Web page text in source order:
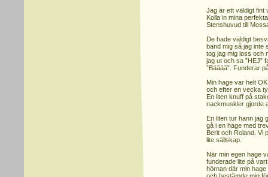
Jag är ett väldigt fint
Kolla in mina
Stenshuvud till
De hade väldigt
band mig så jag inte
tog jag mig loss och
jag ut och sa ”HEJ”
”Bääää”. Funderar
Min hage var helt
och efter en vecka
En liten knuff på
nackmuskler gjorde
En liten tur hann jag
gå i en hage med
Berit och Roland. Vi
lite sällskap.
När min egen hage
funderade lite på
hörnan där min